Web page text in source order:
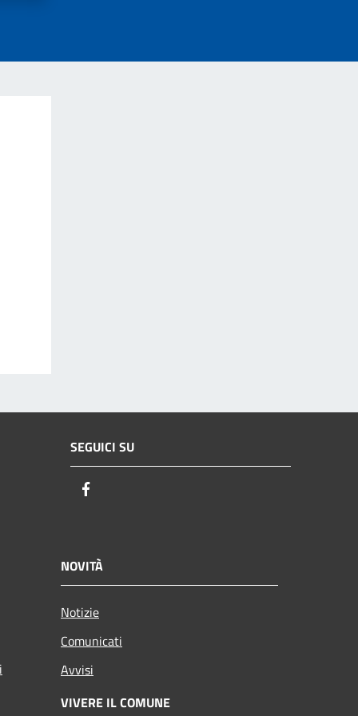
SEGUICI SU
NOVITÀ
Notizie
Comunicati
Avvisi
VIVERE IL COMUNE